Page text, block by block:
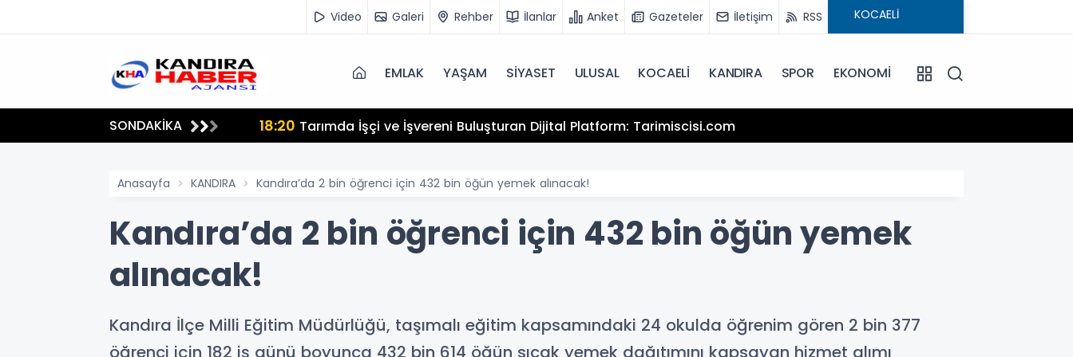
Video Galeri Rehber İlanlar Anket Gazeteler İletişim RSS
EMLAK YAŞAM SİYASET ULUSAL KOCAELİ KANDIRA SPOR EKONOMİ
SONDAKİKA 18:20 Tarımda İşçi ve İşvereni Buluşturan Dijital Platform: Tarimiscisi.com
Anasayfa KANDIRA Kandıra’da 2 bin öğrenci için 432 bin öğün yemek alınacak!
Kandıra’da 2 bin öğrenci için 432 bin öğün yemek
alınacak!
Kandıra İlçe Milli Eğitim Müdürlüğü, taşımalı eğitim kapsamındaki 24 okulda öğrenim gören 2 bin 377
öğrenci için 182 iş günü boyunca 432 bin 614 öğün sıcak yemek dağıtımını kapsayan hizmet alımı